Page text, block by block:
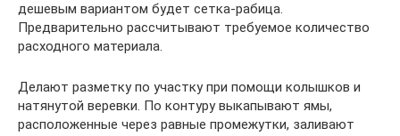
дешевым вариантом будет сетка-рабица.
Предварительно рассчитывают требуемое количество
расходного материала.
Делают разметку по участку при помощи колышков и
натянутой веревки. По контуру выкапывают ямы,
расположенные через равные промежутки, заливают